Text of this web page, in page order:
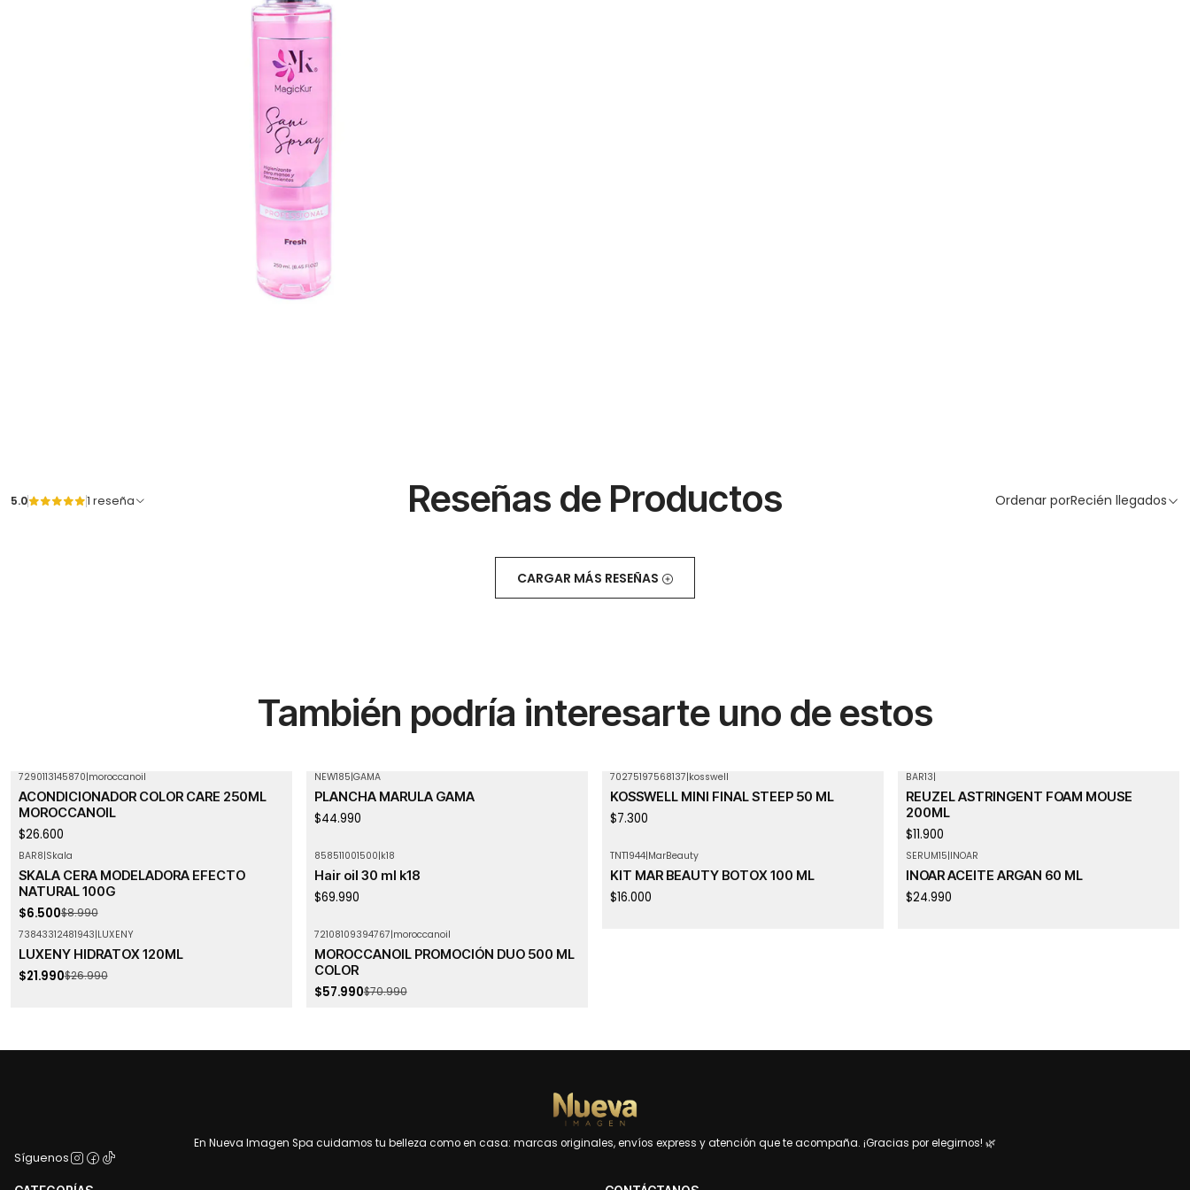
Reseñas de Productos
5.0 1 reseña Ordenar porRecién llegados
CARGAR MÁS RESEÑAS
También podría interesarte uno de estos
7290113145870|moroccanoil
ACONDICIONADOR COLOR CARE 250ML
MOROCCANOIL
$26.600
NEW185|GAMA
PLANCHA MARULA GAMA
$44.990
70275197568137|kosswell
KOSSWELL MINI FINAL STEEP 50 ML
$7.300
BAR13|
REUZEL ASTRINGENT FOAM MOUSE
200ML
$11.900
Agotado
BAR8|Skala
SKALA CERA MODELADORA EFECTO
NATURAL 100G
$6.500$8.990
858511001500|k18
Hair oil 30 ml k18
$69.990
TNT1944|MarBeauty
KIT MAR BEAUTY BOTOX 100 ML
$16.000
SERUM15|INOAR
INOAR ACEITE ARGAN 60 ML
$24.990
73843312481943|LUXENY
LUXENY HIDRATOX 120ML
$21.990$26.990
Agotado
72108109394767|moroccanoil
MOROCCANOIL PROMOCIÓN DUO 500 ML
COLOR
$57.990$70.990
En Nueva Imagen Spa cuidamos tu belleza como en casa: marcas originales, envíos express y atención que te acompaña. ¡Gracias por elegirnos! 🌿
Síguenos